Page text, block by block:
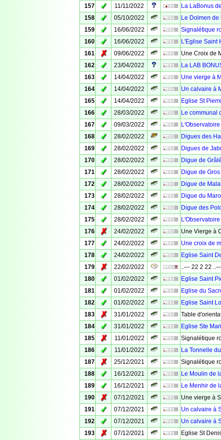
157
✓ 11/11/2022
La LaBonus
158
✓ 05/10/2022
Le Dolmen
159
✓ 16/06/2022
Signalétique
160
✓ 16/06/2022
L'Eglise Saint
161
✗ 09/06/2022
Une Croix de
162
✓ 23/04/2022
La LAB
163
✓ 14/04/2022
Une vierge à
164
✓ 14/04/2022
Un calvaire à
165
✓ 14/04/2022
Eglise St
166
✓ 28/03/2022
Le communal
167
✓ 09/03/2022
168
✓ 28/02/2022
Digues des
169
✓ 28/02/2022
Digues de
170
✓ 28/02/2022
Digue de
171
✓ 28/02/2022
Digue de
172
✓ 28/02/2022
Digue de
173
✓ 28/02/2022
Digue du
174
✓ 28/02/2022
Digue des
175
✓ 28/02/2022
176
✗ 24/02/2022
Une Vierge à
177
✓ 24/02/2022
Une croix de
178
✓ 24/02/2022
Eglise Saint
179
✗ 22/02/2022
..--- 22 2 22
180
✓ 01/02/2022
Eglise Saint
181
✓ 01/02/2022
Eglise du
182
✓ 01/02/2022
Eglise Saint
183
✗ 31/01/2022
Table
184
✓ 31/01/2022
Eglise Ste
185
✗ 11/01/2022
Signalétique
186
✓ 11/01/2022
La Tonnelle
187
✗ 25/12/2021
Signalétique
188
✓ 16/12/2021
Le Moulin de
189
✓ 16/12/2021
Le Menhir de
190
✗ 07/12/2021
Une vierge à
191
✓ 07/12/2021
Un calvaire à
192
✓ 07/12/2021
Un calvaire à
193
✗ 07/12/2021
Eglise St